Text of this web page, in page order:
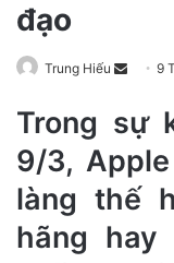
đạo
Trung Hiếu
n
a
n
m
9
Trong sự
9/3,
làng thế
hãng